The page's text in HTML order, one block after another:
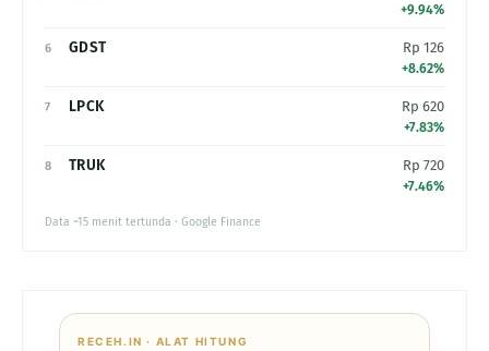
+9.94%
6 GDST Rp 126
+8.62%
7 LPCK Rp 620
+7.83%
8 TRUK Rp 720
+7.46%
Data ~15 menit tertunda · Google Finance
RECEH.IN · ALAT HITUNG